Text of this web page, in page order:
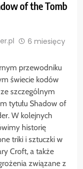
of the Tomb
6 miesięcy
przewodniku
świecie kodów
szczególnym
tytułu Shadow of
W kolejnych
historię
triki i sztuczki w
Croft, a także
związane z